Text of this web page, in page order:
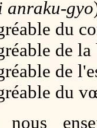
anraku-gyo
du
de la
de
du